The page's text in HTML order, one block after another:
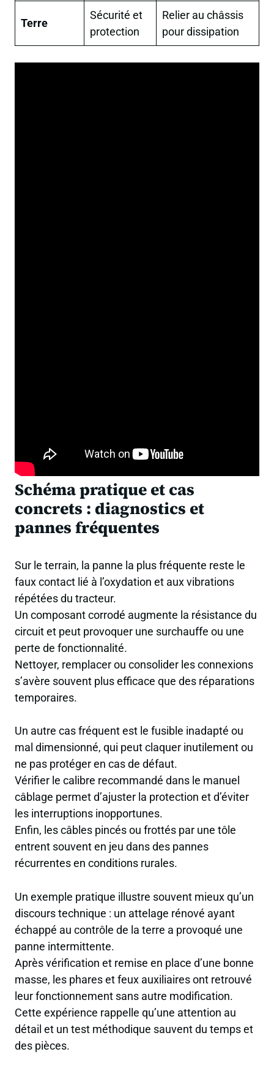
Terre
Sécurité et
protection
Relier au châssis
pour dissipation
Schéma pratique et cas
concrets : diagnostics et
pannes fréquentes
Sur le terrain, la panne la plus fréquente reste le
faux contact lié à l’oxydation et aux vibrations
répétées du tracteur.
Un composant corrodé augmente la résistance du
circuit et peut provoquer une surchauffe ou une
perte de fonctionnalité.
Nettoyer, remplacer ou consolider les connexions
s’avère souvent plus efficace que des réparations
temporaires.
Un autre cas fréquent est le fusible inadapté ou
mal dimensionné, qui peut claquer inutilement ou
ne pas protéger en cas de défaut.
Vérifier le calibre recommandé dans le manuel
câblage permet d’ajuster la protection et d’éviter
les interruptions inopportunes.
Enfin, les câbles pincés ou frottés par une tôle
entrent souvent en jeu dans des pannes
récurrentes en conditions rurales.
Un exemple pratique illustre souvent mieux qu’un
discours technique : un attelage rénové ayant
échappé au contrôle de la terre a provoqué une
panne intermittente.
Après vérification et remise en place d’une bonne
masse, les phares et feux auxiliaires ont retrouvé
leur fonctionnement sans autre modification.
Cette expérience rappelle qu’une attention au
détail et un test méthodique sauvent du temps et
des pièces.